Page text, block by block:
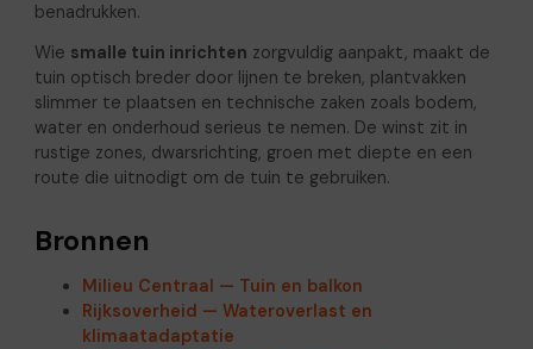
benadrukken.
Wie smalle tuin inrichten zorgvuldig aanpakt, maakt de
tuin optisch breder door lijnen te breken, plantvakken
slimmer te plaatsen en technische zaken zoals bodem,
water en onderhoud serieus te nemen. De winst zit in
rustige zones, dwarsrichting, groen met diepte en een
route die uitnodigt om de tuin te gebruiken.
Bronnen
Milieu Centraal — Tuin en balkon
Rijksoverheid — Wateroverlast en
klimaatadaptatie